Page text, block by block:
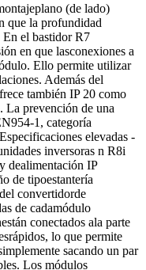
(de lado)
que la profundidad
el bastidor R7
en que lasconexiones a
Ello permite utilizar
Además del
también IP 20 como
La prevención de una
1, categoría
elevadas -
inversoras n R8i
dealimentación IP
de tipoestantería
convertidorde
de cadamódulo
conectados ala parte
lo que permite
sacando un par
Los módulos